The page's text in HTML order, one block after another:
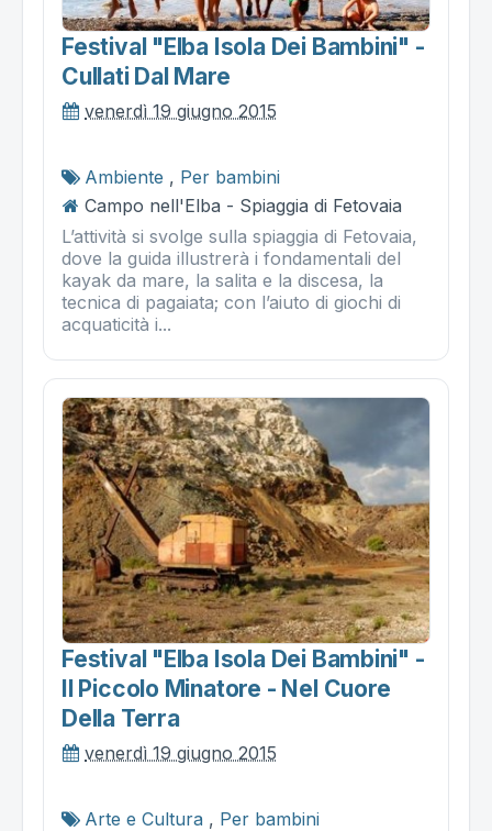
Festival "elba Isola Dei Bambini" -
Cullati Dal Mare
venerdì 19 giugno 2015
Ambiente , Per bambini
Campo nell'Elba - Spiaggia di Fetovaia
L’attività si svolge sulla spiaggia di Fetovaia,
dove la guida illustrerà i fondamentali del
kayak da mare, la salita e la discesa, la
tecnica di pagaiata; con l’aiuto di giochi di
acquaticità i...
Festival "elba Isola Dei Bambini" -
Il Piccolo Minatore - Nel Cuore
Della Terra
venerdì 19 giugno 2015
Arte e Cultura , Per bambini